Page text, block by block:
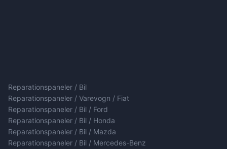
Reparationspaneler / Bil
Reparationspaneler / Varevogn / Fiat
Reparationspaneler / Bil / Ford
Reparationspaneler / Bil / Honda
Reparationspaneler / Bil / Mazda
Reparationspaneler / Bil / Mercedes-Benz